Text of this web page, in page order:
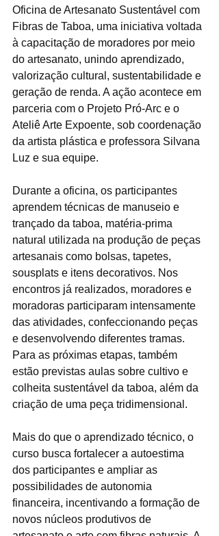
Oficina de Artesanato Sustentável com
Fibras de Taboa, uma iniciativa voltada
à capacitação de moradores por meio
do artesanato, unindo aprendizado,
valorização cultural, sustentabilidade e
geração de renda. A ação acontece em
parceria com o Projeto Pró-Arc e o
Ateliê Arte Expoente, sob coordenação
da artista plástica e professora Silvana
Luz e sua equipe.
Durante a oficina, os participantes
aprendem técnicas de manuseio e
trançado da taboa, matéria-prima
natural utilizada na produção de peças
artesanais como bolsas, tapetes,
sousplats e itens decorativos. Nos
encontros já realizados, moradores e
moradoras participaram intensamente
das atividades, confeccionando peças
e desenvolvendo diferentes tramas.
Para as próximas etapas, também
estão previstas aulas sobre cultivo e
colheita sustentável da taboa, além da
criação de uma peça tridimensional.
Mais do que o aprendizado técnico, o
curso busca fortalecer a autoestima
dos participantes e ampliar as
possibilidades de autonomia
financeira, incentivando a formação de
novos núcleos produtivos de